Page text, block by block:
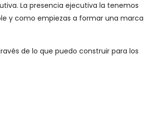
La presencia ejecutiva la tenemos
y como empiezas a formar una marca
de lo que puedo construir para los